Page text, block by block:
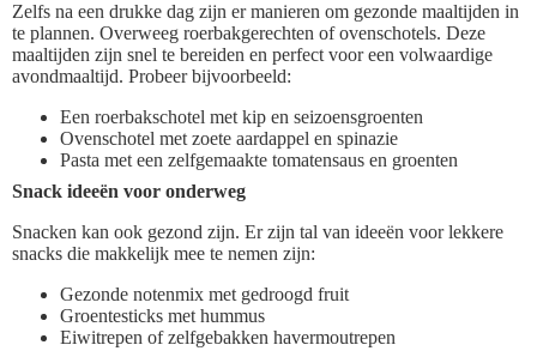
Zelfs na een drukke dag zijn er manieren om gezonde maaltijden in
te plannen. Overweeg roerbakgerechten of ovenschotels. Deze
maaltijden zijn snel te bereiden en perfect voor een volwaardige
avondmaaltijd. Probeer bijvoorbeeld:
Een roerbakschotel met kip en seizoensgroenten
Ovenschotel met zoete aardappel en spinazie
Pasta met een zelfgemaakte tomatensaus en groenten
Snack ideeën voor onderweg
Snacken kan ook gezond zijn. Er zijn tal van ideeën voor lekkere
snacks die makkelijk mee te nemen zijn:
Gezonde notenmix met gedroogd fruit
Groentesticks met hummus
Eiwitrepen of zelfgebakken havermoutrepen